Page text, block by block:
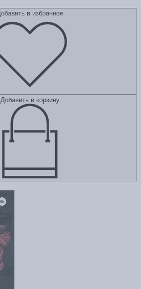
в избранное
Добавить в корзину